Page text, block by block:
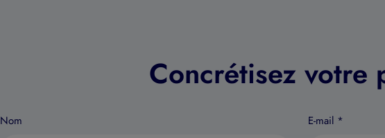
Concrétisez votre
Nom E-mail *